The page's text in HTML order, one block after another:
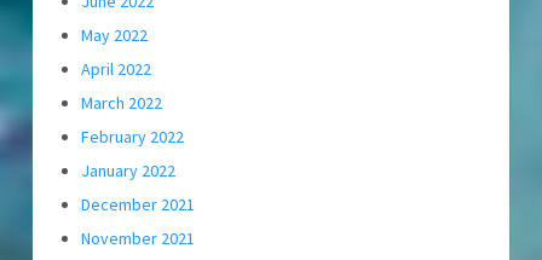
May 2022
April 2022
March 2022
February 2022
January 2022
December 2021
November 2021